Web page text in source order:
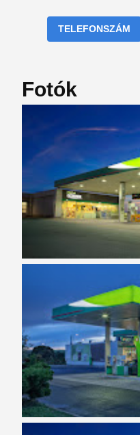
TELEFONSZÁM
Fotók